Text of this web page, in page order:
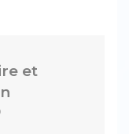
et